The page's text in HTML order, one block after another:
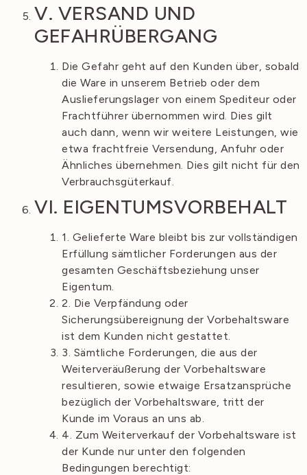
V. VERSAND UND
GEFAHRÜBERGANG
Die Gefahr geht auf den Kunden über, sobald
die Ware in unserem Betrieb oder dem
Auslieferungslager von einem Spediteur oder
Frachtführer übernommen wird. Dies gilt
auch dann, wenn wir weitere Leistungen, wie
etwa frachtfreie Versendung, Anfuhr oder
Ähnliches übernehmen. Dies gilt nicht für den
Verbrauchsgüterkauf.
VI. EIGENTUMSVORBEHALT
1. Gelieferte Ware bleibt bis zur vollständigen
Erfüllung sämtlicher Forderungen aus der
gesamten Geschäftsbeziehung unser
Eigentum.
2. Die Verpfändung oder
Sicherungsübereignung der Vorbehaltsware
ist dem Kunden nicht gestattet.
3. Sämtliche Forderungen, die aus der
Weiterveräußerung der Vorbehaltsware
resultieren, sowie etwaige Ersatzansprüche
bezüglich der Vorbehaltsware, tritt der
Kunde im Voraus an uns ab.
4. Zum Weiterverkauf der Vorbehaltsware ist
der Kunde nur unter den folgenden
Bedingungen berechtigt: